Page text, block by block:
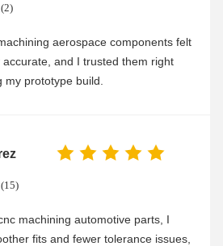
aerospace components felt
accurate, and I trusted them right
my prototype build.
machining automotive parts, I
fits and fewer tolerance issues,